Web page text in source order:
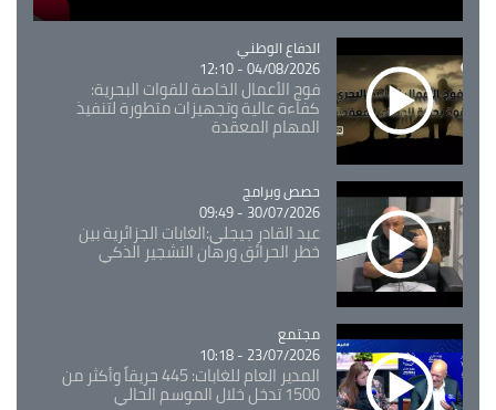
Catégorie
الدفاع الوطني
04/08/2026 - 12:10
فوج الأعمال الخاصة للقوات البحرية:
كفاءة عالية وتجهيزات متطورة لتنفيذ
المهام المعقدة
Catégorie
حصص وبرامج
30/07/2026 - 09:49
عبد القادر جيجلي:الغابات الجزائرية بين
خطر الحرائق ورهان التشجير الذكي
Catégorie
مجتمع
23/07/2026 - 10:18
المدير العام للغابات: 445 حريقاً وأكثر من
1500 تدخل خلال الموسم الحالي